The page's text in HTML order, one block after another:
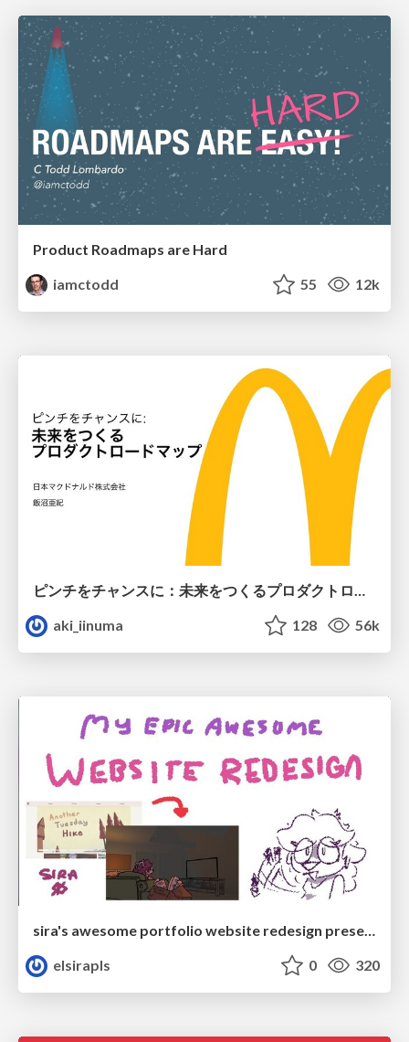
Product Roadmaps are Hard
iamctodd
55 12k
ピンチをチャンスに：未来をつくるプロダクトロードマップ #pmconf2020
aki_iinuma
128 56k
sira's awesome portfolio website redesign presentation
elsirapls
0 320